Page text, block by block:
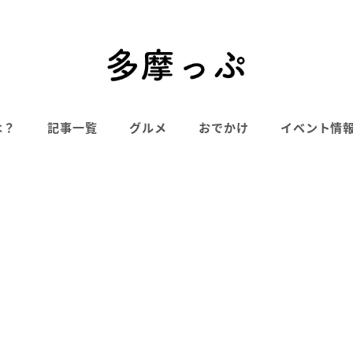
記事一覧 グルメ おでかけ イベント情